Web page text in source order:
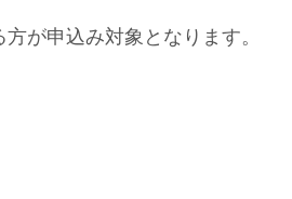
が申込み対象となります。